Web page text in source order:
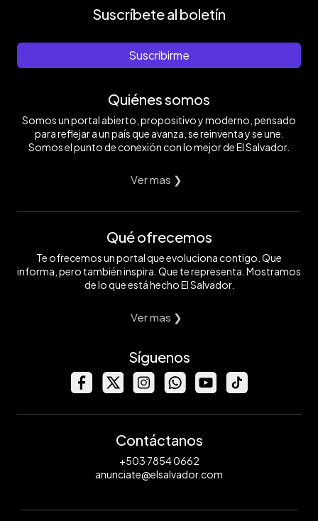
Suscríbete al boletín
Suscribirme
Quiénes somos
Somos un portal abierto, propositivo y moderno, pensado
para reflejar a un país que avanza, se reinventa y se une.
Somos el punto de conexión con lo mejor de El Salvador.
Ver mas ❯
Qué ofrecemos
Te ofrecemos un portal que evoluciona contigo. Que
informa, pero también inspira. Que te representa. Mostramos
de lo que está hecho El Salvador.
Ver mas ❯
Síguenos
Contáctanos
+503 7854 0662
anunciate@elsalvador.com